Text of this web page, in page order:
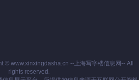
© www.xinxingdasha.cn --上海写字楼信息网-- All
rights reserved.